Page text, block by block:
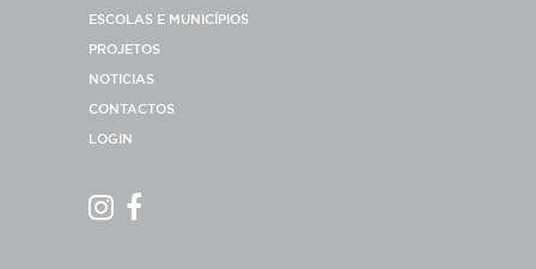
ESCOLAS E MUNICÍPIOS
PROJETOS
NOTICIAS
CONTACTOS
LOGIN